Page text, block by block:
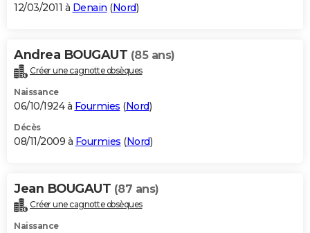
12/03/2011 à Denain (Nord)
Andrea BOUGAUT (85 ans)
Créer une cagnotte obsèques
Naissance
06/10/1924 à Fourmies (Nord)
Décès
08/11/2009 à Fourmies (Nord)
Jean BOUGAUT (87 ans)
Créer une cagnotte obsèques
Naissance